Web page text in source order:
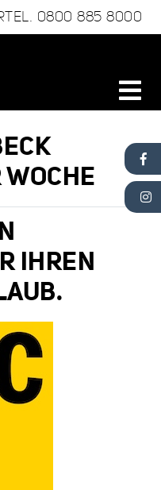
0800 885 8000
IHREN